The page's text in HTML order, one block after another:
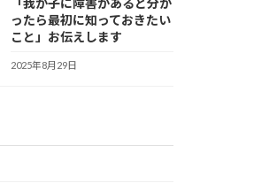
ったら最初に知っておきたい
こと」お伝えします
2025年8月29日